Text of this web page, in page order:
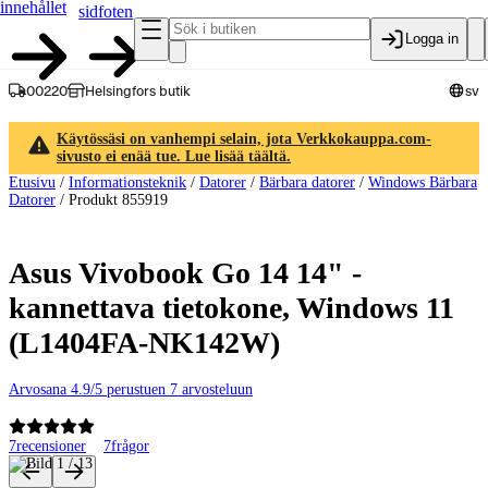
innehållet
sidfoten
Logga in
00220 Helsingfors butik sv
Käytössäsi on vanhempi selain, jota Verkkokauppa.com-
sivusto ei enää tue. Lue lisää täältä.
Etusivu / Informationsteknik / Datorer / Bärbara datorer / Windows Bärbara
Datorer / Produkt 855919
Asus Vivobook Go 14 14" -
kannettava tietokone, Windows 11
(L1404FA-NK142W)
Arvosana 4.9/5 perustuen 7 arvosteluun
7recensioner 7frågor